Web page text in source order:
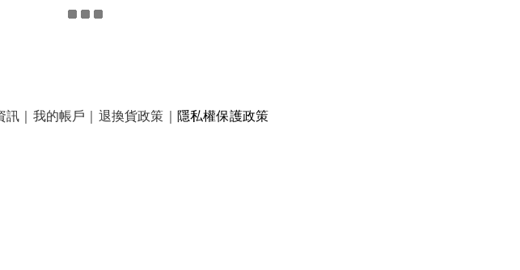
訊 ｜ 我的帳戶 ｜ 退換貨政策 ｜ 隱私權保護政策